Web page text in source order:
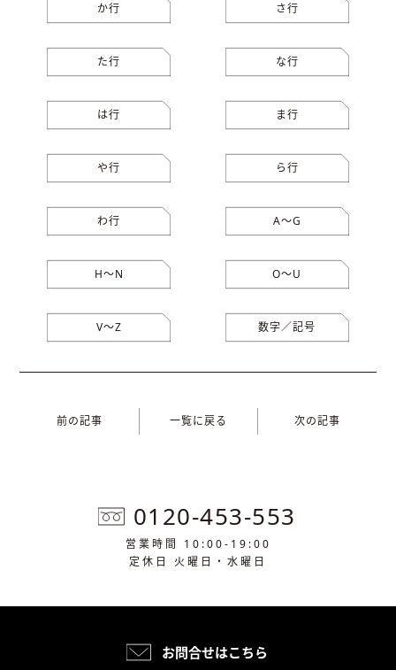
か行 さ行
た行 な行
は行 ま行
や行 ら行
わ行 A〜G
H〜N O〜U
V〜Z 数字／記号
前の記事 一覧に戻る 次の記事
0120-453-553
営業時間 10:00-19:00
定休日 火曜日・水曜日
お問合せはこちら